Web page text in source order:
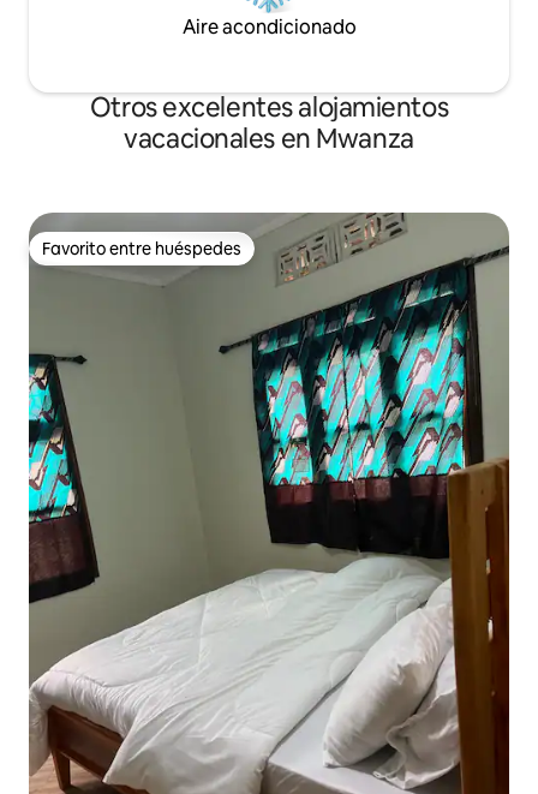
Aire acondicionado
Otros excelentes alojamientos
vacacionales en Mwanza
Favorito entre huéspedes
Favorito entre huéspedes